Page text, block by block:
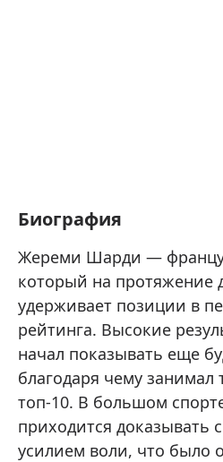
Биография
Жереми Шарди —
который на протяжение
удерживает позиции в
рейтинга. Высокие
начал показывать еще
благодаря чему занимал
топ-10. В большом
приходится доказывать
усилием воли, что было